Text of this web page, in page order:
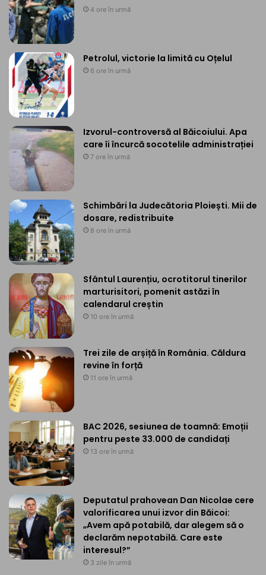
4 ore în urmă
Petrolul, victorie la limită cu Oțelul
6 ore în urmă
Izvorul-controversă al Băicoiului. Apa
care îi încurcă socotelile administrației
7 ore în urmă
Schimbări la Judecătoria Ploiești. Mii de
dosare, redistribuite
8 ore în urmă
Sfântul Laurențiu, ocrotitorul tinerilor
marturisitori, pomenit astăzi în
calendarul creștin
10 ore în urmă
Trei zile de arșiță în România. Căldura
revine în forță
11 ore în urmă
BAC 2026, sesiunea de toamnă: Emoții
pentru peste 33.000 de candidați
13 ore în urmă
Deputatul prahovean Dan Nicolae cere
valorificarea unui izvor din Băicoi:
„Avem apă potabilă, dar alegem să o
declarăm nepotabilă. Care este
interesul?”
3 zile în urmă